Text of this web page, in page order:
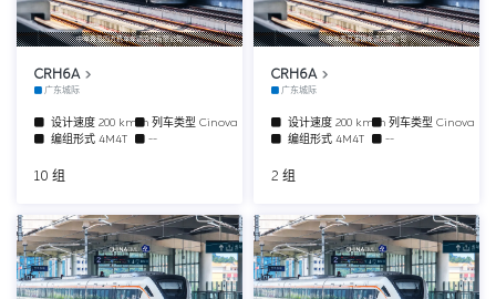
中车青岛四方机车车辆股份有限公司
CRH6A
广东城际
设计速度 200 km/h列车类型 Cinova
编组形式 4M4T --
10 组
中车南京浦镇车辆有限公司
CRH6A
广东城际
设计速度 200 km/h列车类型 Cinova
编组形式 4M4T --
2 组